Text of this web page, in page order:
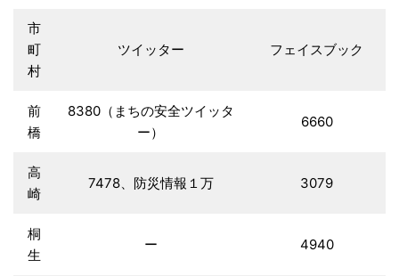
市
町
村
ツイッター フェイスブック
前
橋
8380（まちの安全ツイッタ
ー）
6660
高
崎
7478、防災情報１万 3079
桐
生
ー 4940